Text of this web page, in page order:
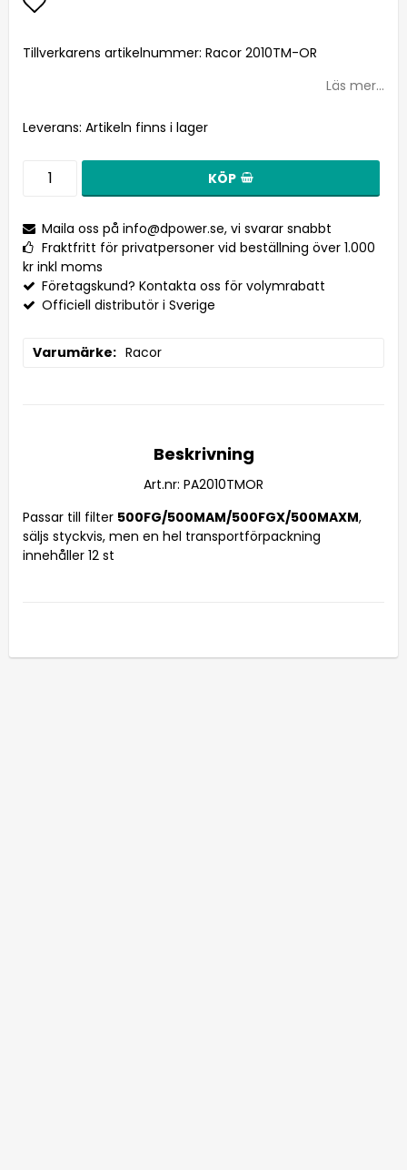
Lägg till i favoritlistan
Tillverkarens artikelnummer: Racor 2010TM-OR
Läs mer...
Leverans: Artikeln finns i lager
KÖP
Maila oss på info@dpower.se, vi svarar snabbt
Fraktfritt för privatpersoner vid beställning över 1.000
kr inkl moms
Företagskund? Kontakta oss för volymrabatt
Officiell distributör i Sverige
Varumärke Racor
Beskrivning
Art.nr: PA2010TMOR
Passar till filter 500FG/500MAM/500FGX/500MAXM,
säljs styckvis, men en hel transportförpackning
innehåller 12 st